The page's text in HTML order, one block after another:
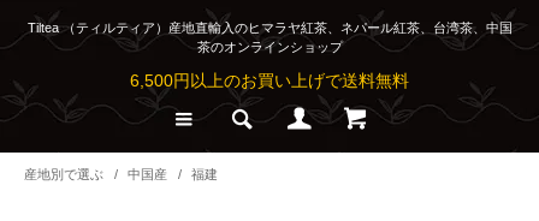
Tiltea （ティルティア）産地直輸入のヒマラヤ紅茶、ネパール紅茶、台湾茶、中国
茶のオンラインショップ
6,500円以上のお買い上げで送料無料
産地別で選ぶ / 中国産 / 福建